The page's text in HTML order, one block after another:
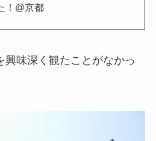
！@京都
興味深く観たことがなかっ